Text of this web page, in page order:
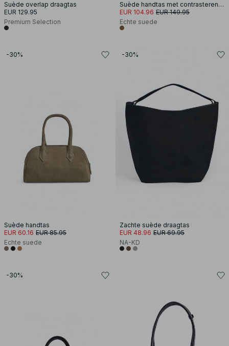
Suède overlap draagtas
EUR 129.95
Premium Selection
Suède handtas met contrasterende band
EUR 104.96 EUR 149.95
Echte suede
-30%
Suède handtas
EUR 60.16 EUR 85.95
Echte suede
-30%
Zachte suède draagtas
EUR 48.96 EUR 69.95
NA-KD
-30%